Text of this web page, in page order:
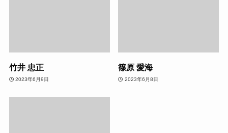
竹井 忠正
2023年6月9日
篠原 愛海
2023年6月8日